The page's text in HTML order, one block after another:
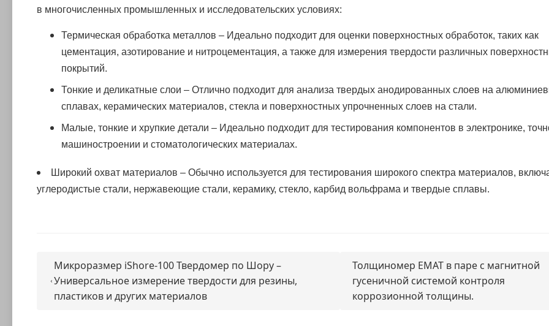
в многочисленных промышленных и исследовательских условиях:
Термическая обработка металлов – Идеально подходит для оценки поверхностных обработок, таких как
цементация, азотирование и нитроцементация, а также для измерения твердости различных
покрытий.
Тонкие и деликатные слои – Отлично подходит для анализа твердых анодированных слоев на
сплавах, керамических материалов, стекла и поверхностных упрочненных слоев на стали.
Малые, тонкие и хрупкие детали – Идеально подходит для тестирования компонентов в электронике,
машиностроении и стоматологических материалах.
Широкий охват материалов – Обычно используется для тестирования широкого спектра материалов,
углеродистые стали, нержавеющие стали, керамику, стекло, карбид вольфрама и твердые сплавы.
Микроразмер iShore-100 Твердомер по Шору –
Универсальное измерение твердости для резины,
пластиков и других материалов
Толщиномер EMAT в паре с магнитной
гусеничной системой контроля
коррозионной толщины.